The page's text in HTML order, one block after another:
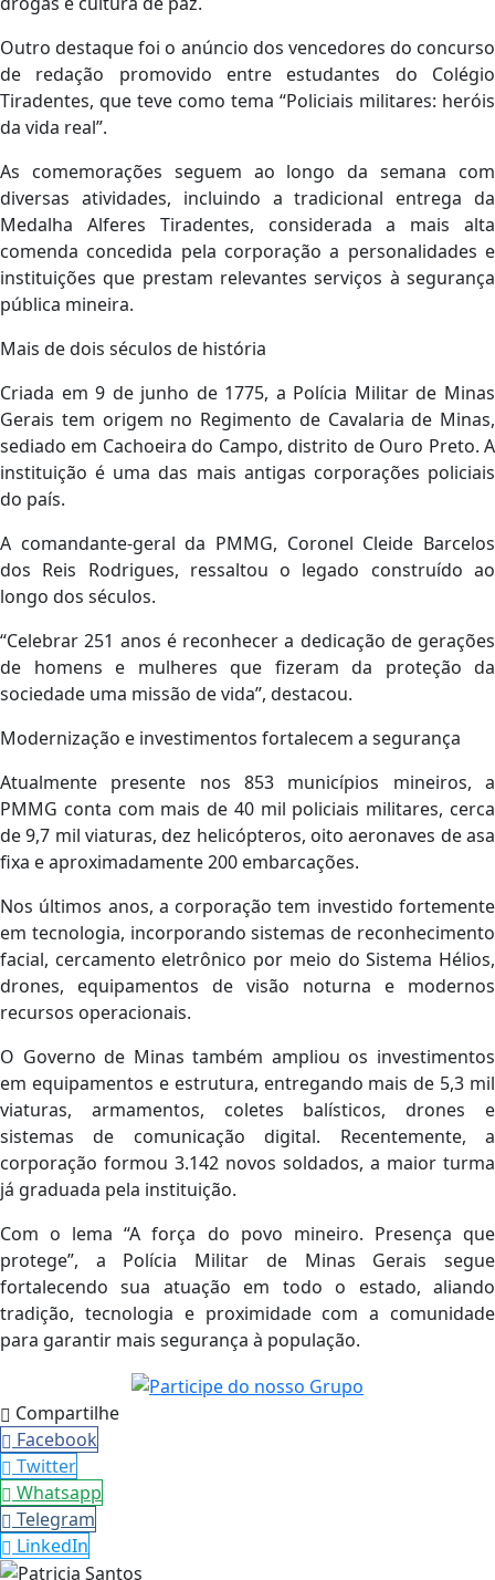
Outro destaque foi o anúncio dos vencedores do concurso
de redação promovido entre estudantes do Colégio
Tiradentes, que teve como tema “Policiais militares: heróis
da vida real”.
As comemorações seguem ao longo da semana com
diversas atividades, incluindo a tradicional entrega da
Medalha Alferes Tiradentes, considerada a mais alta
comenda concedida pela corporação a personalidades e
instituições que prestam relevantes serviços à segurança
pública mineira.
Mais de dois séculos de história
Criada em 9 de junho de 1775, a Polícia Militar de Minas
Gerais tem origem no Regimento de Cavalaria de Minas,
sediado em Cachoeira do Campo, distrito de Ouro Preto. A
instituição é uma das mais antigas corporações policiais
do país.
A comandante-geral da PMMG, Coronel Cleide Barcelos
dos Reis Rodrigues, ressaltou o legado construído ao
longo dos séculos.
“Celebrar 251 anos é reconhecer a dedicação de gerações
de homens e mulheres que fizeram da proteção da
sociedade uma missão de vida”, destacou.
Modernização e investimentos fortalecem a segurança
Atualmente presente nos 853 municípios mineiros, a
PMMG conta com mais de 40 mil policiais militares, cerca
de 9,7 mil viaturas, dez helicópteros, oito aeronaves de asa
fixa e aproximadamente 200 embarcações.
Nos últimos anos, a corporação tem investido fortemente
em tecnologia, incorporando sistemas de reconhecimento
facial, cercamento eletrônico por meio do Sistema Hélios,
drones, equipamentos de visão noturna e modernos
recursos operacionais.
O Governo de Minas também ampliou os investimentos
em equipamentos e estrutura, entregando mais de 5,3 mil
viaturas, armamentos, coletes balísticos, drones e
sistemas de comunicação digital. Recentemente, a
corporação formou 3.142 novos soldados, a maior turma
já graduada pela instituição.
Com o lema“A força do povo mineiro. Presença que
protege”, a Polícia Militar de Minas Gerais segue
fortalecendo sua atuação em todo o estado, aliando
tradição, tecnologia e proximidade com a comunidade
para garantir mais segurança à população.
Compartilhe
Facebook
Twitter
Whatsapp
Telegram
LinkedIn